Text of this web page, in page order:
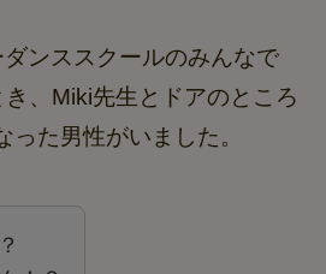
ンススクールのみんなで
、Miki先生とドアのところ
った男性がいました。